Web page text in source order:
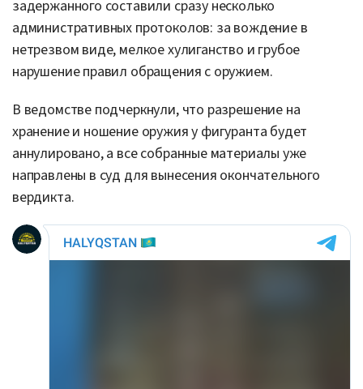
задержанного составили сразу несколько
административных протоколов: за вождение в
нетрезвом виде, мелкое хулиганство и грубое
нарушение правил обращения с оружием.
В ведомстве подчеркнули, что разрешение на
хранение и ношение оружия у фигуранта будет
аннулировано, а все собранные материалы уже
направлены в суд для вынесения окончательного
вердикта.